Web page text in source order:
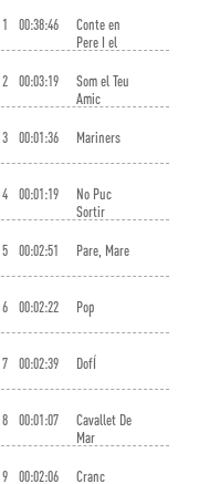
1 00:38:46
Conte en
Pere I el
Captiu
2 00:03:19
Som el Teu
Amic
3 00:01:36 Mariners
4 00:01:19
No Puc
Sortir
5 00:02:51 Pare, Mare
6 00:02:22 Pop
7 00:02:39 DofÍ
8 00:01:07
Cavallet De
Mar
9 00:02:06 Cranc